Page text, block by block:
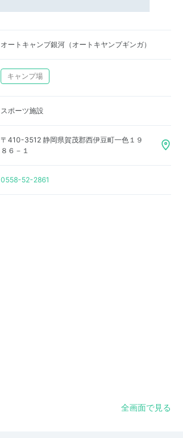
オートキャンプ銀河（オートキヤンプギンガ）
キャンプ場
スポーツ施設
〒410-3512 静岡県賀茂郡西伊豆町一色１９
８６－１
0558-52-2861
全画面で見る